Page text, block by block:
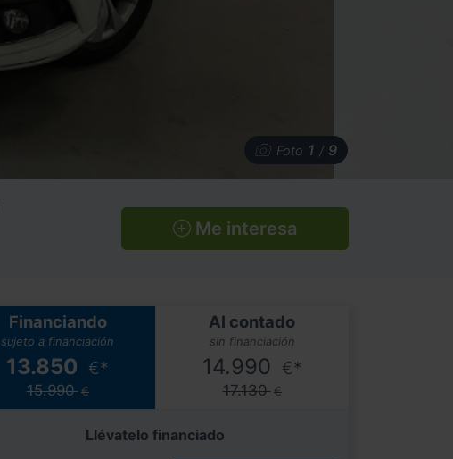
Foto 1 / 9
Me interesa
Financiando
sujeto a financiación
13.850 €*
15.990 €
Al contado
sin financiación
14.990 €*
17.130 €
Llévatelo financiado